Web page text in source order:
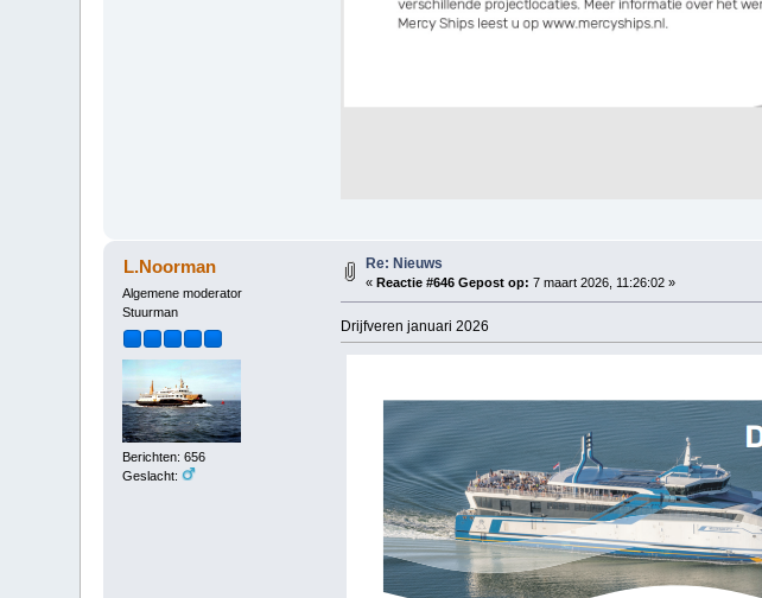
L.Noorman
Algemene moderator
Stuurman
Berichten: 656
Geslacht:
Re: Nieuws
« Reactie #646 Gepost op: 7 maart 2026, 11:26:02 »
Drijfveren januari 2026